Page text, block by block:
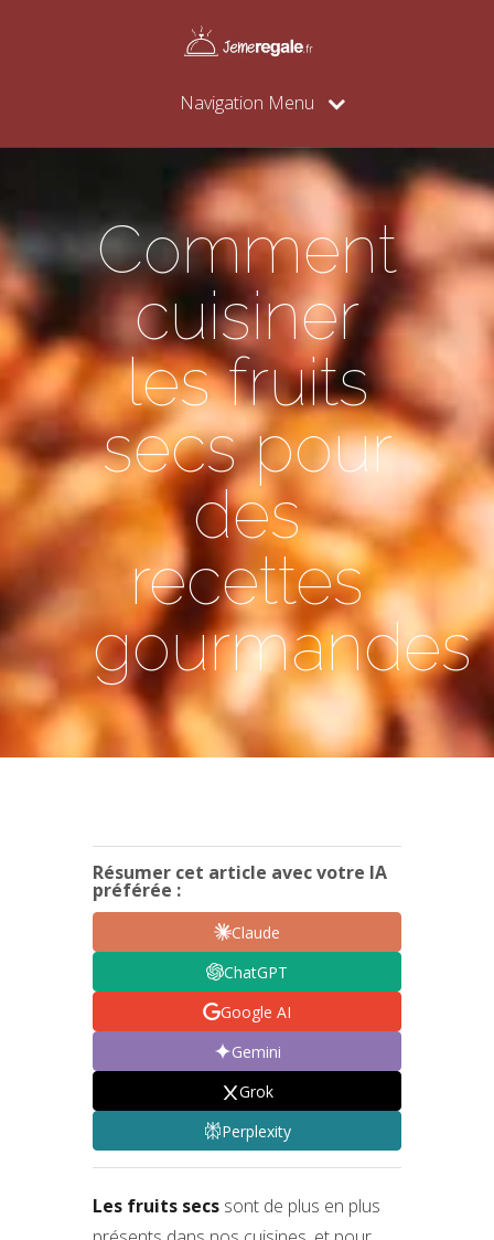
Navigation Menu
Comment
cuisiner
les fruits
secs pour
des
recettes
gourmandes
Résumer cet article avec votre IA
préférée :
Claude
ChatGPT
Google AI
Gemini
Grok
Perplexity
Les fruits secs sont de plus en plus